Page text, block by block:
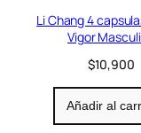
Li Chang 4
Vigor
$10,900
Añadir al